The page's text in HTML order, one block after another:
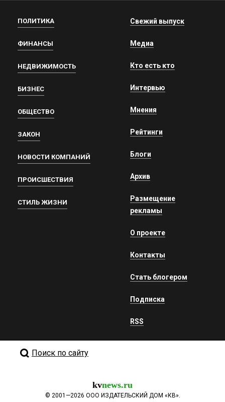
ПОЛИТИКА
ФИНАНСЫ
НЕДВИЖИМОСТЬ
БИЗНЕС
ОБЩЕСТВО
ЗАКОН
НОВОСТИ КОМПАНИЙ
ПРОИСШЕСТВИЯ
СТИЛЬ ЖИЗНИ
Свежий выпуск
Медиа
Кто есть кто
Интервью
Мнения
Рейтинги
Блоги
Архив
Размещение
рекламы
О проекте
Контакты
Стать блогером
Подписка
RSS
Поиск по сайту
kvnews.ru
© 2001—2026 ООО ИЗДАТЕЛЬСКИЙ ДОМ «КВ».